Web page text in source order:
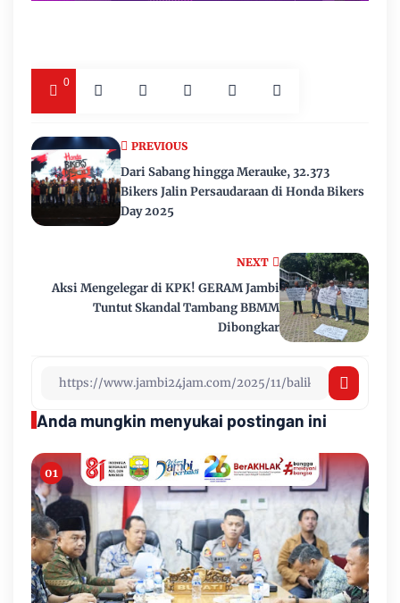
0
NEXT
Aksi Mengelegar di KPK! GERAM Jambi
Tuntut Skandal Tambang BBMM
Dibongkar
PREVIOUS
Dari Sabang hingga Merauke, 32.373
Bikers Jalin Persaudaraan di Honda Bikers
Day 2025
Anda mungkin menyukai postingan ini